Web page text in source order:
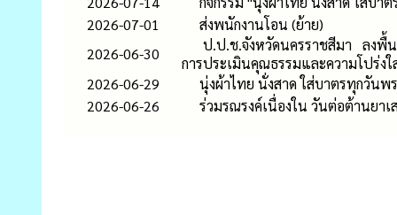
2026-07-01
ส่งพนักงานโอน (ย้าย)
2026-06-30
ป.ป.ช.จังหวัดนครราชสีมา ลงพื้น
การประเมินคุณธรรมและความโปร่ง
2026-06-29
นุ่งผ้าไทย นั่งสาด ใส่บาตรทุกวันพ
2026-06-26
ร่วมรณรงค์เนื่องใน วันต่อต้านยาเ